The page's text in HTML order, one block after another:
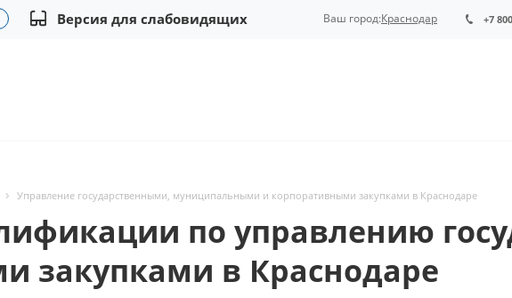
Версия для слабовидящих +7
Ваш город:Краснодар
Управление государственными, муниципальными и корпоративными закупками в Краснодаре
по управлению
закупками в Краснодаре